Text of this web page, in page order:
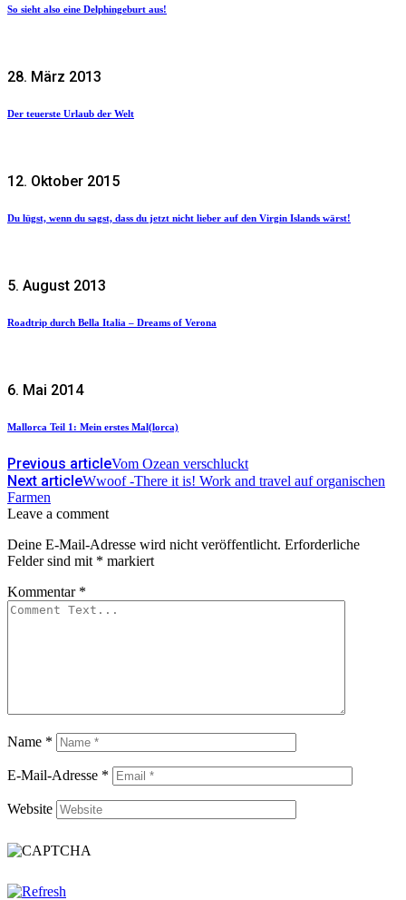
So sieht also eine Delphingeburt aus!
28. März 2013
Der teuerste Urlaub der Welt
12. Oktober 2015
Du lügst, wenn du sagst, dass du jetzt nicht lieber auf den Virgin Islands wärst!
5. August 2013
Roadtrip durch Bella Italia – Dreams of Verona
6. Mai 2014
Mallorca Teil 1: Mein erstes Mal(lorca)
Previous articleVom Ozean verschluckt
Next articleWwoof -There it is! Work and travel auf organischen
Farmen
Leave a comment
Deine E-Mail-Adresse wird nicht veröffentlicht. Erforderliche
Felder sind mit * markiert
Kommentar *
Name *
E-Mail-Adresse *
Website